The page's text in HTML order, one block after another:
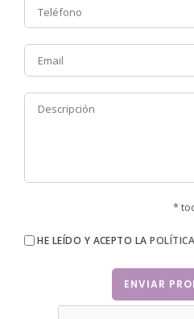
*
HE LEÍDO Y ACEPTO LA
ENVIAR